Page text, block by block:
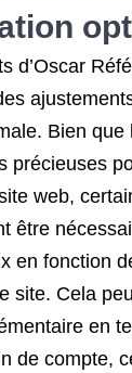
d’Oscar
Bien que
précieuses
web,
être
en fonction
site. Cela
en
de compte,